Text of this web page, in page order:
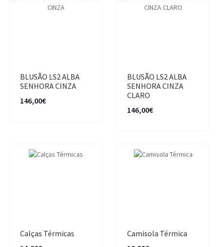
BLUSÃO LS2 ALBA
SENHORA CINZA
146,00€
BLUSÃO LS2 ALBA
SENHORA CINZA
CLARO
146,00€
Calças Térmicas
Camisola Térmica